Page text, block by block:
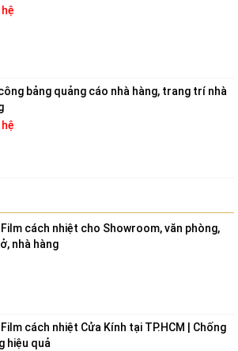
bảng quảng cáo nhà hàng, trang trí nhà
hệ
Film cách nhiệt cho Showroom, văn phòng,
nhà hàng
Film cách nhiệt Cửa Kính tại TP.HCM | Chống
hiệu quả